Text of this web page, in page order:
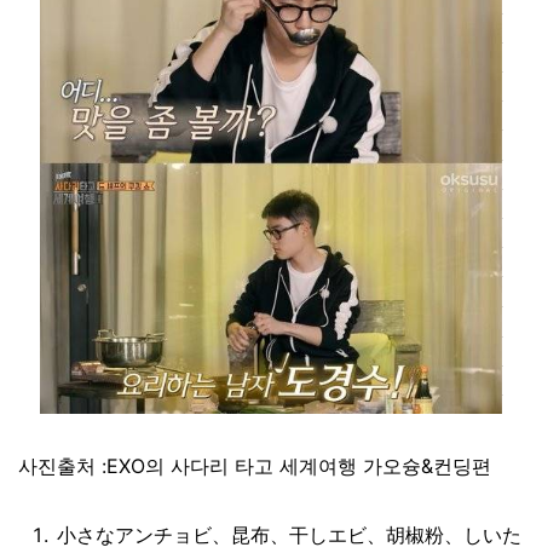
사진출처 :EXO의 사다리 타고 세계여행 가오슝&컨딩편
小さなアンチョビ、昆布、干しエビ、胡椒粉、しいた